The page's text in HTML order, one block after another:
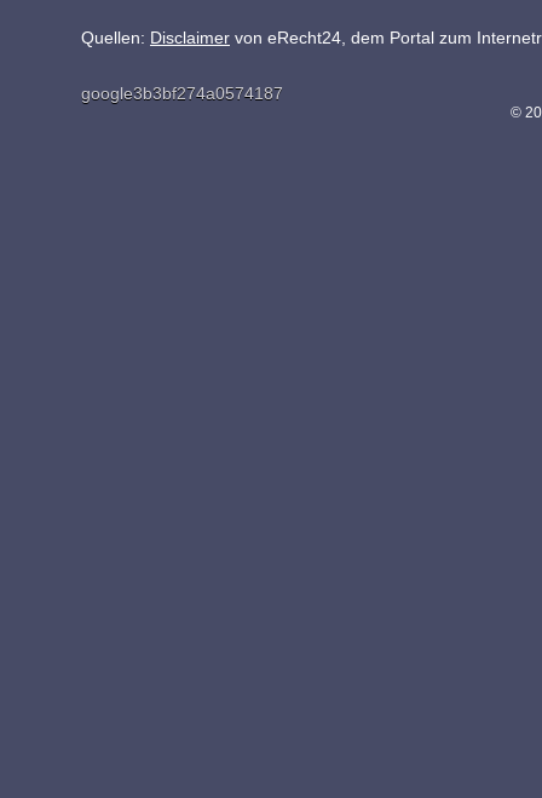
Quellen: Disclaimer von eRecht24, dem Portal zum
google3b3bf274a0574187
©